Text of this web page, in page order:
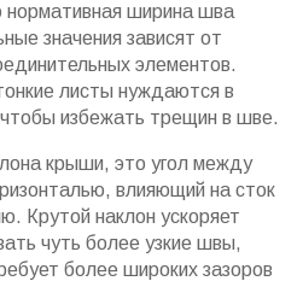
нормативная ширина шва
значения зависят от
элементов.
листы нуждаются в
избежать трещин в шве.
крыши, это угол между
влияющий на сток
. Крутой наклон ускоряет
чуть более узкие швы,
более широких зазоров